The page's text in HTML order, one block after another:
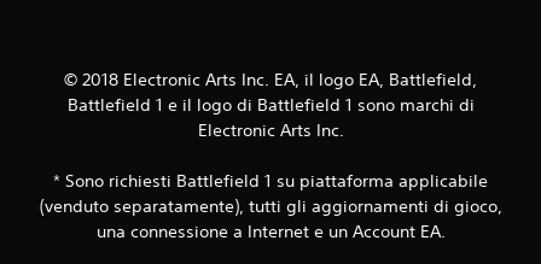
© 2018 Electronic Arts Inc. EA, il logo EA, Battlefield,
Battlefield 1 e il logo di Battlefield 1 sono marchi di
Electronic Arts Inc.
* Sono richiesti Battlefield 1 su piattaforma applicabile
(venduto separatamente), tutti gli aggiornamenti di gioco,
una connessione a Internet e un Account EA.